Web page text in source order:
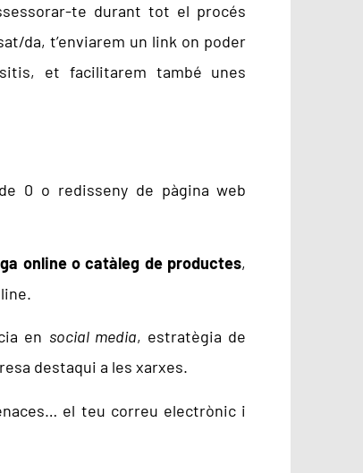
te durant tot el procés
da, t’enviarem un link on poder
et facilitarem també unes
0 o redisseny de pàgina web
online o catàleg de productes,
en social media, estratègia de
destaqui a les xarxes.
el teu correu electrònic i